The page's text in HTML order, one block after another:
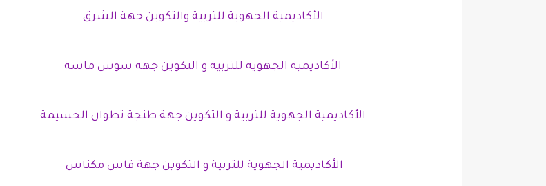
الأكاديمية الجهوية للتربية والتكوين جهة الشرق
الأكاديمية الجهوية للتربية و التكوين جهة سوس ماسة
الأكاديمية الجهوية للتربية و التكوين جهة طنجة تطوان الحسيمة
الأكاديمية الجهوية للتربية و التكوين جهة فاس مكناس